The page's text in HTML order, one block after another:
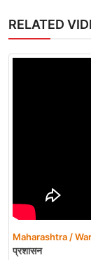
RELATED
Maharashtra /
प्रशासन